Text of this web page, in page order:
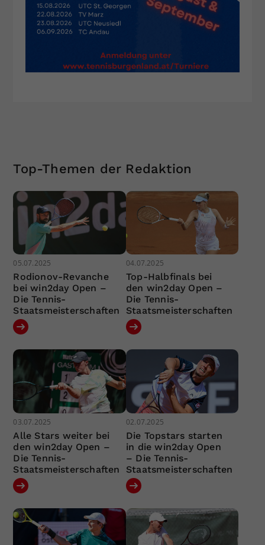
Top-Themen der Redaktion
05.07.2025
Rodionov-Revanche
bei win2day Open –
Die Tennis-
Staatsmeisterschaften
04.07.2025
Top-Halbfinals bei
den win2day Open –
Die Tennis-
Staatsmeisterschaften
03.07.2025
Alle Stars weiter bei
den win2day Open –
Die Tennis-
Staatsmeisterschaften
02.07.2025
Die Topstars starten
in die win2day Open
– Die Tennis-
Staatsmeisterschaften